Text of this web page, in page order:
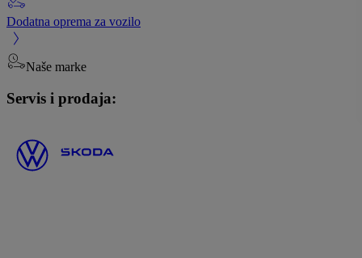
Dodatna oprema za vozilo
Naše marke
Servis i prodaja: